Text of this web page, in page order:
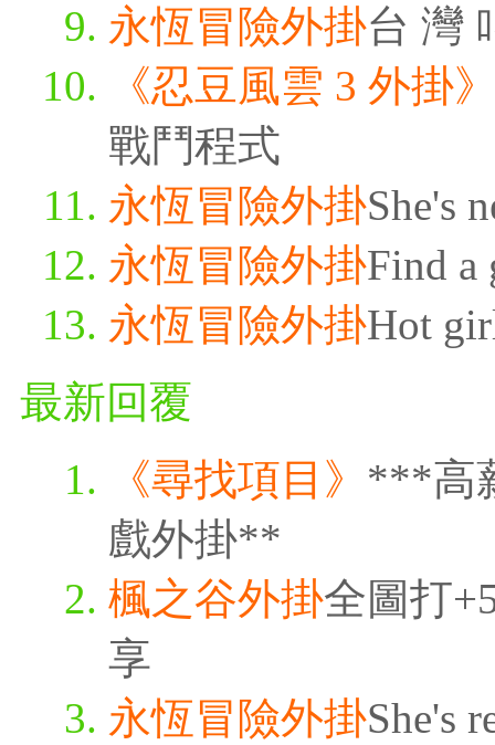
永恆冒險外掛台 灣
《忍豆風雲 3 外掛
戰鬥程式
永恆冒險外掛She's
永恆冒險外掛Find a
永恆冒險外掛Hot
最新回覆
《尋找項目》 ***高
戲外掛**
楓之谷外掛全圖打
享
永恆冒險外掛She's